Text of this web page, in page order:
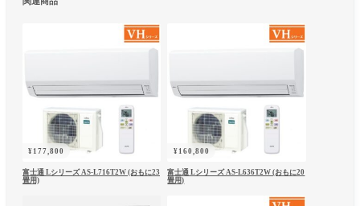
¥ 177,800
富士通 Lシリーズ AS-L716T2W (おもに23
畳用)
¥ 160,800
富士通 Lシリーズ AS-L636T2W (おもに20
畳用)